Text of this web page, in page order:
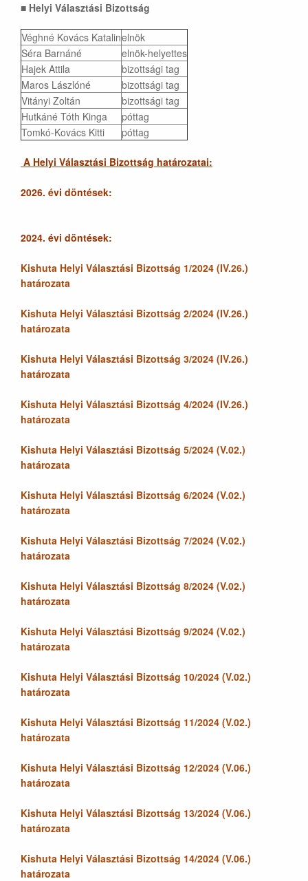
■ Helyi Választási Bizottság
Véghné Kovács Katalinelnök
Séra Barnáné
elnök-helyettes
Hajek Attila
bizottsági tag
Maros Lászlóné
bizottsági tag
Vitányi Zoltán
bizottsági tag
Hutkáné Tóth Kinga
póttag
Tomkó-Kovács Kitti
póttag
A Helyi Választási Bizottság határozatai:
2026. évi döntések:
2024. évi döntések:
Kishuta Helyi Választási Bizottság 1/2024 (IV.26.)
határozata
Kishuta Helyi Választási Bizottság 2/2024 (IV.26.)
határozata
Kishuta Helyi Választási Bizottság 3/2024 (IV.26.)
határozata
Kishuta Helyi Választási Bizottság 4/2024 (IV.26.)
határozata
Kishuta Helyi Választási Bizottság 5/2024 (V.02.)
határozata
Kishuta Helyi Választási Bizottság 6/2024 (V.02.)
határozata
Kishuta Helyi Választási Bizottság 7/2024 (V.02.)
határozata
Kishuta Helyi Választási Bizottság 8/2024 (V.02.)
határozata
Kishuta Helyi Választási Bizottság 9/2024 (V.02.)
határozata
Kishuta Helyi Választási Bizottság 10/2024 (V.02.)
határozata
Kishuta Helyi Választási Bizottság 11/2024 (V.02.)
határozata
Kishuta Helyi Választási Bizottság 12/2024 (V.06.)
határozata
Kishuta Helyi Választási Bizottság 13/2024 (V.06.)
határozata
Kishuta Helyi Választási Bizottság 14/2024 (V.06.)
határozata